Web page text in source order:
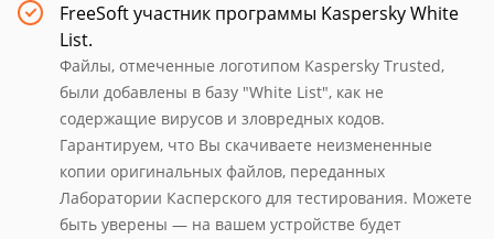
FreeSoft участник программы Kaspersky White
List.
Файлы, отмеченные логотипом Kaspersky Trusted,
были добавлены в базу "White List", как не
содержащие вирусов и зловредных кодов.
Гарантируем, что Вы скачиваете неизмененные
копии оригинальных файлов, переданных
Лаборатории Касперского для тестирования. Можете
быть уверены — на вашем устройстве будет